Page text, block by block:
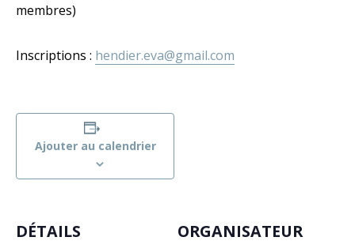
membres)
Inscriptions : hendier.eva@gmail.com
Ajouter au calendrier
DÉTAILS ORGANISATEUR